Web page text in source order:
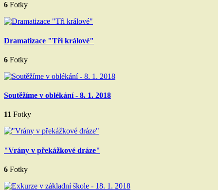
6 Fotky
Dramatizace "Tři králové"
6 Fotky
Soutěžíme v oblékání - 8. 1. 2018
11 Fotky
"Vrány v překážkové dráze"
6 Fotky